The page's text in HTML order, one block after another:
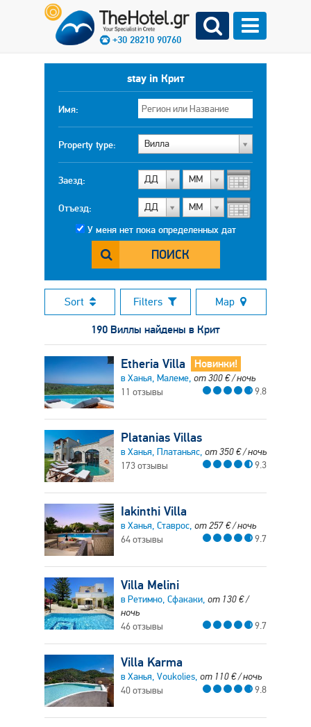
+30 28210 90760
stay in Крит
Имя:
Property type: Вилла
Заезд: ДД МM
Отъезд: ДД МM
У меня нет пока определенных дат
ПОИСК
Sort Filters Map
190 Виллы найдены в Крит
Etheria Villa Новинки!
в Ханья, Малеме, от300€/ ночь
11 отзывы
9.8
Platanias Villas
в Ханья, Платаньяс, от350€/ ночь
173 отзывы
9.3
Iakinthi Villa
в Ханья, Ставрос, от257€/ ночь
64 отзывы
9.7
Villa Melini
в Ретимно, Сфакаки, от 130€/
ночь
46 отзывы
9.7
Villa Karma
в Ханья, Voukolies, от 110€/ ночь
40 отзывы
9.8